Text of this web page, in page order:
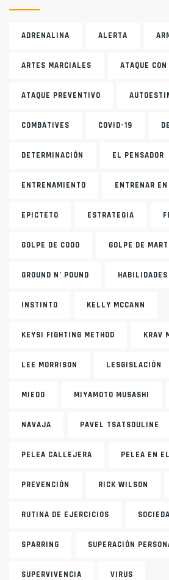
ADRENALINA ALERTA
ARTES MARCIALES ATAQUE
ATAQUE PREVENTIVO
COMBATIVES COVID-19
DETERMINACIÓN EL PENSADOR
ENTRENAMIENTO ENTRENAR
EPICTETO ESTRATEGIA
GOLPE DE CODO GOLPE DE
GROUND N’ POUND HABILIDADES
INSTINTO KELLY MCCANN
KEYSI FIGHTING METHOD KRAV
LEE MORRISON LESGISLACIÓN
MIEDO MIYAMOTO MUSASHI
NAVAJA PAVEL TSATSOULINE
PELEA CALLEJERA PELEA EN
PREVENCIÓN RICK WILSON
RUTINA DE EJERCICIOS
SPARRING SUPERACIÓN
SUPERVIVENCIA VIRUS